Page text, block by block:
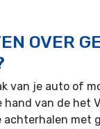
OVER
van je auto of
hand van de het
achterhalen met